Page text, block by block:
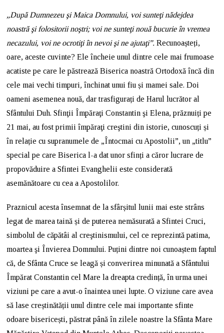
„După Dumnezeu şi Maica Domnului, voi sunteţi nădejdea
noastră şi folositorii noştri; voi ne sunteţi nouă bucurie în vremea
necazului, voi ne ocrotiţi în nevoi şi ne ajutaţi”.Recunoașteți,
oare, aceste cuvinte? Ele încheie unul dintre cele mai frumoase
acatiste pe care le păstrează Biserica noastră Ortodoxă încă din
cele mai vechi timpuri,închinat unui fiu și mamei sale. Doi
oameni asemenea nouă, dar trasfigurați de Harul lucrător al
Sfântului Duh. Sfinţii Împăraţi Constantin şi Elena, prăznuiți pe
21 mai, au fost primii împăraţi creştini din istorie, cunoscuți și
în relație cu supranumele de „Întocmai cu Apostolii”, un „titlu”
special pe care Biserica l-a dat unor sfinți a căror lucrare de
propovăduire a Sfintei Evanghelii este considerată
asemănătoare cu cea a Apostolilor.
Praznicul acesta însemnat de la sfârșitul lunii mai este strâns
legat de marea taină și de puterea nemăsurată a Sfintei Cruci,
simbolul de căpătâi al creştinismului, cel ce reprezintă patima,
moartea şi Învierea Domnului. Puțini dintre noi cunoaștem faptul
că, de Sfânta Cruce se leagă și converirea minunată a Sfântului
Împărat Constantin cel Mare la dreapta credință, în urma unei
viziuni pe care a avut-o înaintea unei lupte. O viziune care avea
să lase creștinătății unul dintre cele mai importante sfinte
odoare bisericești, păstrat până în zilele noastre la Sfânta Mare